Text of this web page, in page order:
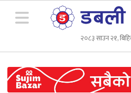
२०८३ साउन २१,